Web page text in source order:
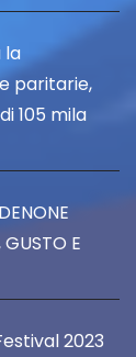
la
paritarie,
105 mila
E
2023